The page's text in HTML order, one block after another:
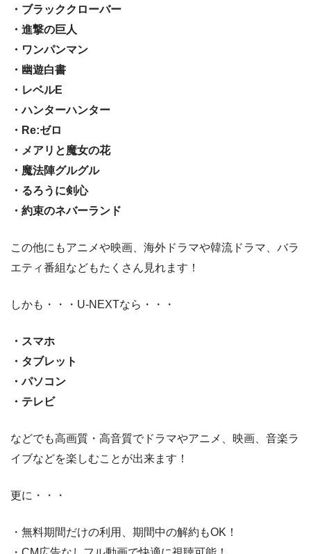
・ブラッククローバー
・進撃の巨人
・ワンパンマン
・幽遊白書
・レベルE
・ハンターハンター
・Re:ゼロ
・メアリと魔女の花
・魔法陣グルグル
・るろうに剣心
・約束のネバーランド
この他にもアニメや映画、海外ドラマや韓流ドラマ、バラ
エティ番組などもたくさん見れます！
しかも・・・U-NEXTなら・・・
・スマホ
・タブレット
・パソコン
・テレビ
などでも高画質・高音質でドラマやアニメ、映画、音楽ラ
イブなどを楽しむことが出来ます！
更に・・・
・無料期間だけの利用、期間中の解約もOK！